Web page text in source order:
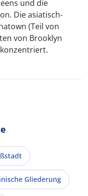
und die
Die asiatisch-
(Teil von
von Brooklyn
Gliederung